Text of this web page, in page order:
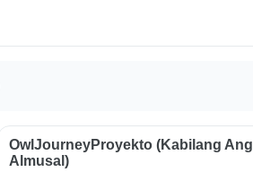
OwlJourneyProyekto (Kabilang Ang
Almusal)